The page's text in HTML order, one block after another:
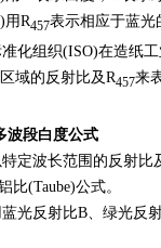
R457表示相应于蓝光
化组织(ISO)在造纸工
域的反射比及R457来
波段白度公式
定波长范围的反射比
比(Taube)公式。
光反射比B、绿光反